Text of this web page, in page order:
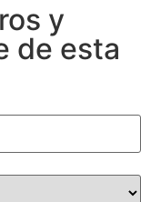
y
de esta